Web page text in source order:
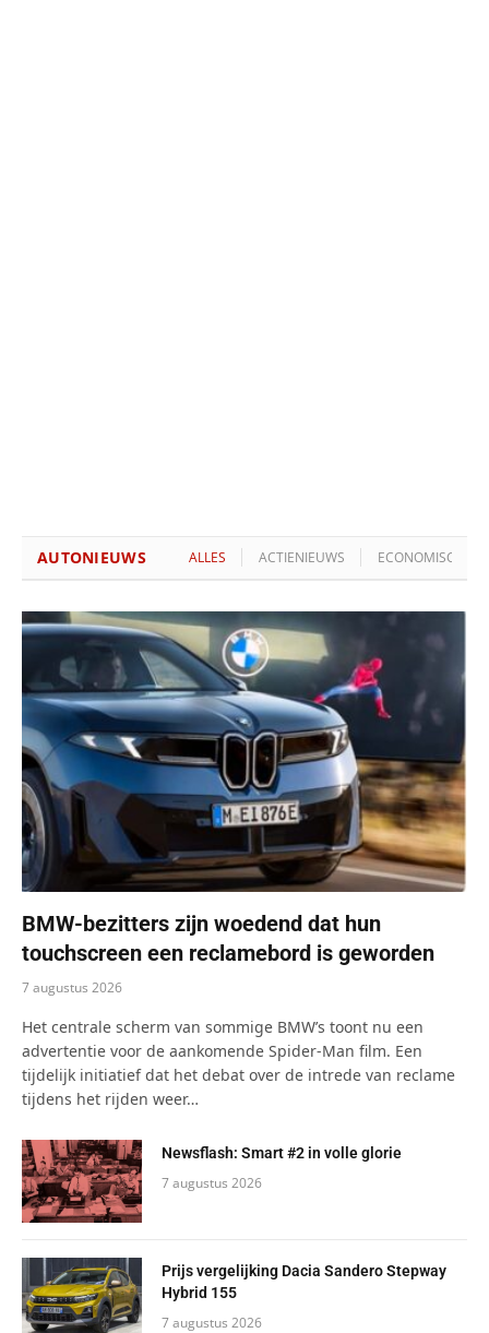
AUTONIEUWS ALLES ACTIENIEUWS ECONOMISCH
BMW-bezitters zijn woedend dat hun
touchscreen een ​​reclamebord is geworden
7 augustus 2026
Het centrale scherm van sommige BMW’s toont nu een
advertentie voor de aankomende Spider-Man film. Een
tijdelijk initiatief dat het debat over de intrede van reclame
tijdens het rijden weer…
Newsflash: Smart #2 in volle glorie
7 augustus 2026
Prijs vergelijking Dacia Sandero Stepway
Hybrid 155
7 augustus 2026